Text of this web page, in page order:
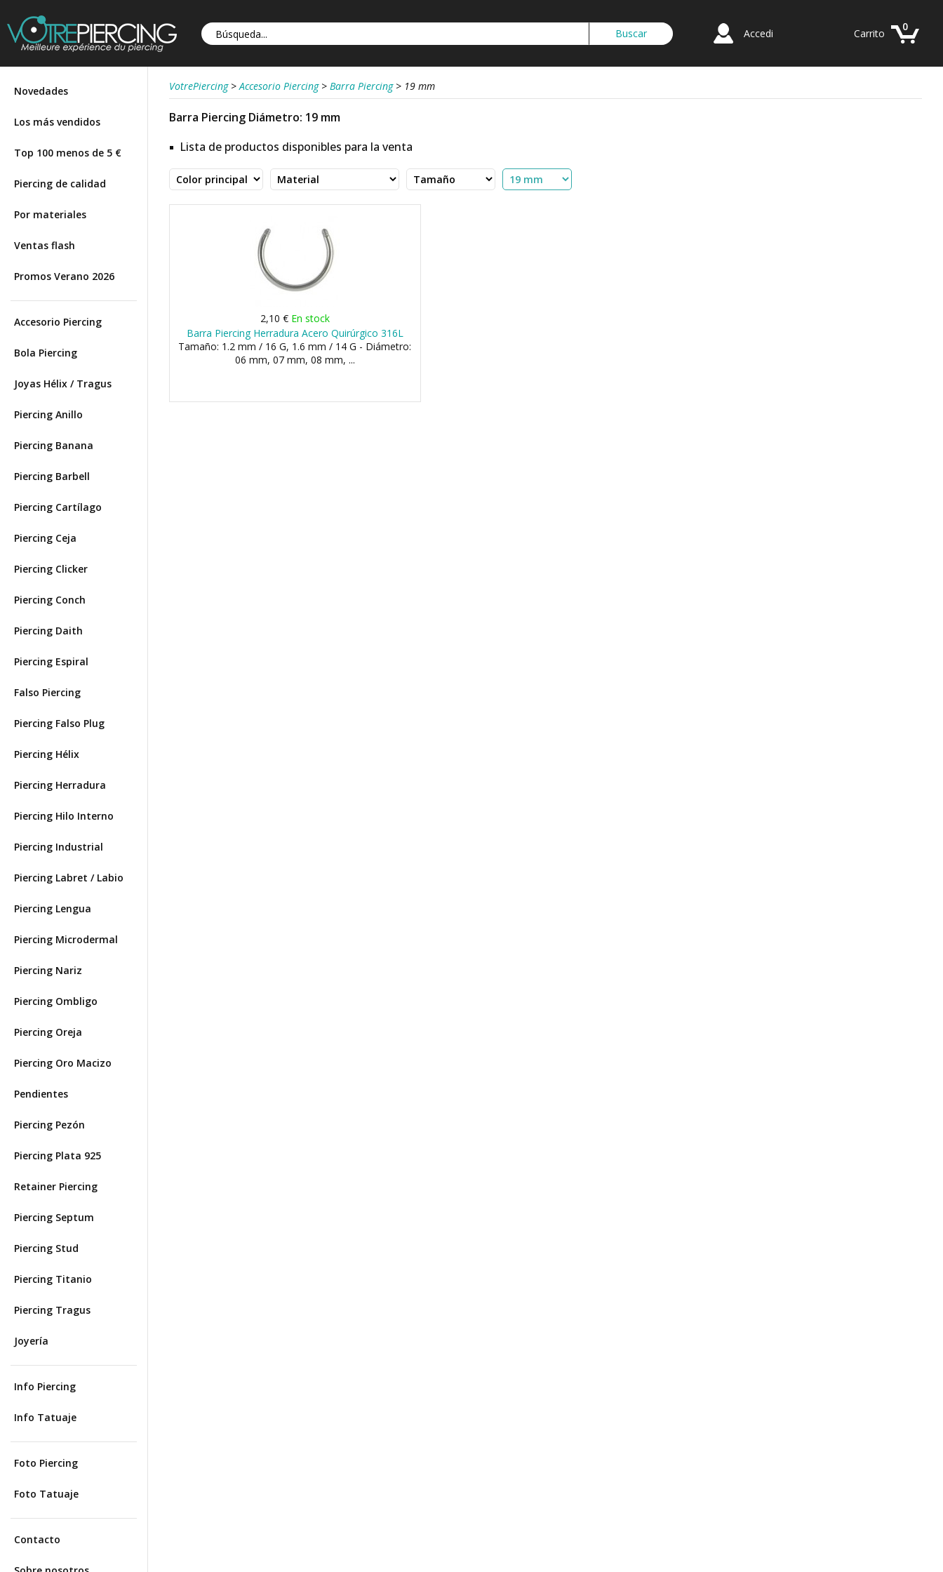
Accedi
0
Carrito
Novedades
Los más vendidos
Top 100 menos de 5 €
Piercing de calidad
Por materiales
Ventas flash
Promos Verano 2026
Accesorio Piercing
Bola Piercing
Joyas Hélix / Tragus
Piercing Anillo
Piercing Banana
Piercing Barbell
Piercing Cartílago
Piercing Ceja
Piercing Clicker
Piercing Conch
Piercing Daith
Piercing Espiral
Falso Piercing
Piercing Falso Plug
Piercing Hélix
Piercing Herradura
Piercing Hilo Interno
Piercing Industrial
Piercing Labret / Labio
Piercing Lengua
Piercing Microdermal
Piercing Nariz
Piercing Ombligo
Piercing Oreja
Piercing Oro Macizo
Pendientes
Piercing Pezón
Piercing Plata 925
Retainer Piercing
Piercing Septum
Piercing Stud
Piercing Titanio
Piercing Tragus
Joyería
Info Piercing
Info Tatuaje
Foto Piercing
Foto Tatuaje
Contacto
VotrePiercing > Accesorio Piercing > Barra Piercing > 19 mm
Barra Piercing Diámetro: 19 mm
Lista de productos disponibles para la venta
2,10 € En stock
Barra Piercing Herradura Acero Quirúrgico 316L
Tamaño: 1.2 mm / 16 G, 1.6 mm / 14 G - Diámetro:
06 mm, 07 mm, 08 mm, ...